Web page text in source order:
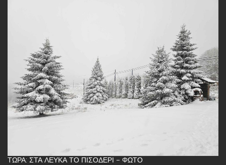
ΤΏΡΑ: ΣΤΑ ΛΕΥΚΆ ΤΟ ΠΙΣΟΔΈΡΙ – ΦΩΤΌ